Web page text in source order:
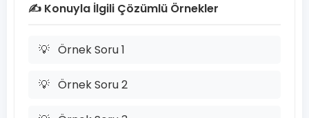
✍️ Konuyla İlgili Çözümlü Örnekler
💡 Örnek Soru 1
💡 Örnek Soru 2